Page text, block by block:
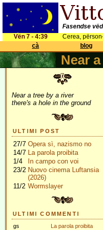
Fasendse
Vën 7 - 4:39
Cerea,
cà
blog
Near
Near a tree by a river
there's a hole in the ground
ULTIMI POST
27/7 Opera sì, nazismo no
14/7 La parola proibita
1/4
In campo con voi
23/2 Nuovo cinema Luftansia
(2026)
11/2 Wormslayer
ULTIMI COMMENTI
gs
La parola proibita